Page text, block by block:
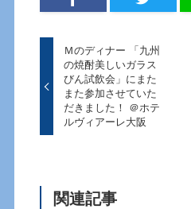
Ｍのディナー 「九州
の焼酎美しいガラス
びん試飲会」にまた
また参加させていた
だきました！ ＠ホテ
ルヴィアーレ大阪
関連記事